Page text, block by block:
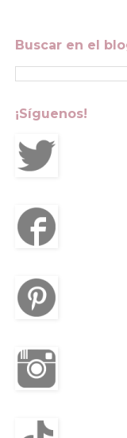
Buscar en el
¡Síguenos!